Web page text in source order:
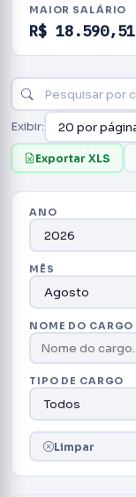
MAIOR SALÁRIO
R$ 18.590,51
Exibir:
Exportar XLS
ANO
MÊS
NOME DO CARGO
TIPO DE CARGO
Limpar